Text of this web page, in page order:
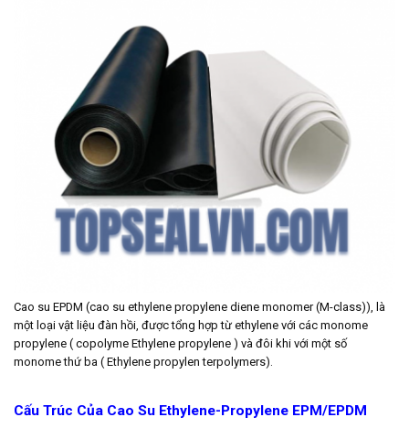
Cao su EPDM (cao su ethylene propylene diene monomer (M-class)), là
một loại vật liệu đàn hồi, được tổng hợp từ ethylene với các monome
propylene ( copolyme Ethylene propylene ) và đôi khi với một số
monome thứ ba ( Ethylene propylen terpolymers).
Cấu Trúc Của Cao Su Ethylene-Propylene EPM/EPDM